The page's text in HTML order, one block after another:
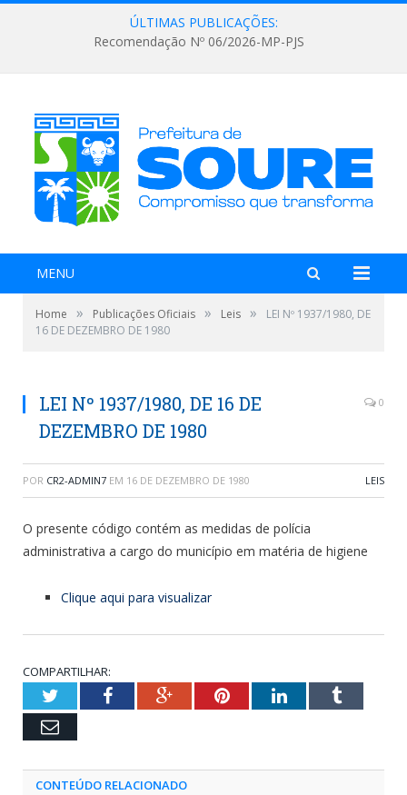
ÚLTIMAS PUBLICAÇÕES:
Recomendação Nº 06/2026-MP-PJS
MENU
Home » Publicações Oficiais » Leis »
LEI Nº 1937/1980, DE
16 DE DEZEMBRO DE 1980
LEI Nº 1937/1980, DE 16 DE
DEZEMBRO DE 1980
0
POR CR2-ADMIN7 EM 16 DE DEZEMBRO DE 1980 LEIS
O presente código contém as medidas de polícia
administrativa a cargo do município em matéria de higiene
Clique aqui para visualizar
COMPARTILHAR:
TwitterFacebookGoogle+PinterestLinkedInTumblr
Email
CONTEÚDO RELACIONADO